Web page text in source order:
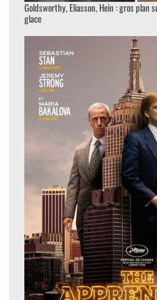
Goldsworthy, Eliasson, Hein : gros plan
glace